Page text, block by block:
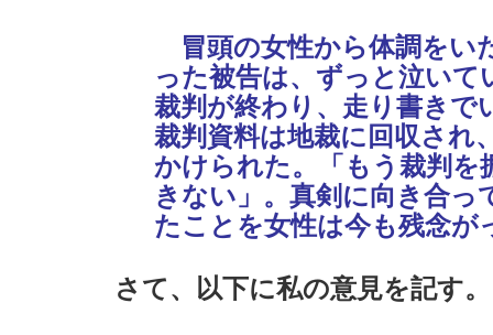
冒頭の女性から体調をい
った被告は、ずっと泣いて
裁判が終わり、走り書きで
裁判資料は地裁に回収され
かけられた。「もう裁判を
きない」。真剣に向き合っ
たことを女性は今も残念が
さて、以下に私の意見を記す。